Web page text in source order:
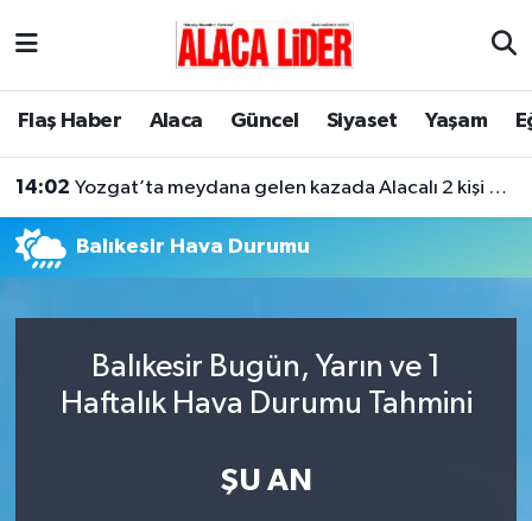
Flaş Haber Alaca Güncel Siyaset Yaşam
14:02 Yozgat’ta meydana gelen kazada Alacalı 2 kişi hayatını kaybetti
Balıkesir Hava Durumu
Balıkesir Bugün, Yarın ve 1
Haftalık Hava Durumu Tahmini
ŞU AN
Çorum Nöbetçi Eczaneler
Tüm Manşetler